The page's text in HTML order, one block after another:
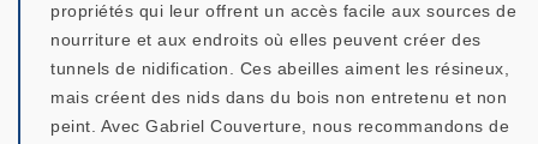
propriétés qui leur offrent un accès facile aux sources de
nourriture et aux endroits où elles peuvent créer des
tunnels de nidification. Ces abeilles aiment les résineux,
mais créent des nids dans du bois non entretenu et non
peint. Avec Gabriel Couverture, nous recommandons de